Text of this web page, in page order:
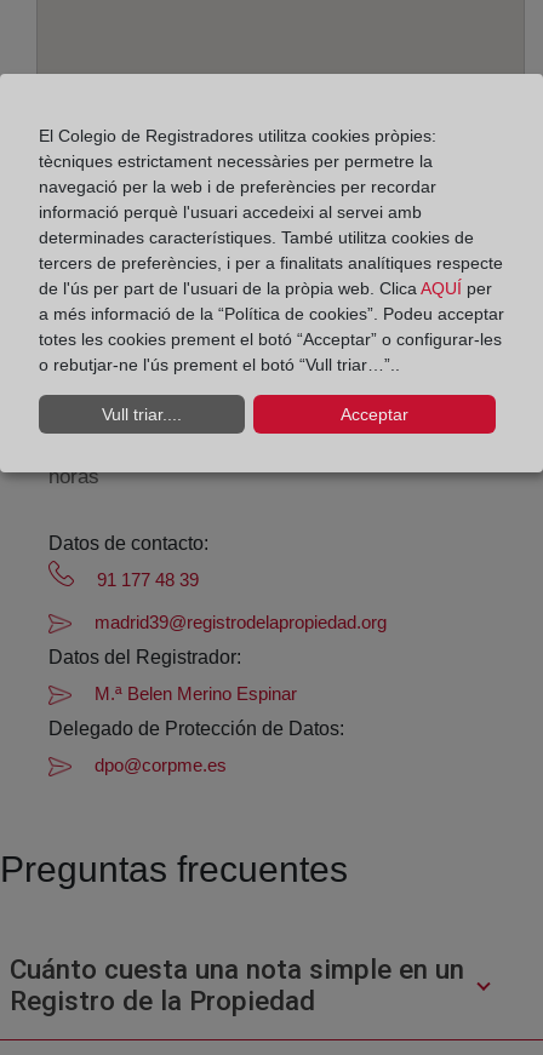
Adreça:
Alcalá, 540 - Edif. A - planta 1ª, 28027
Horario:
Agosto: De lunes a viernes de 09:00 a 14:00 horas
horas
Datos de contacto:
91 177 48 39
madrid39@registrodelapropiedad.org
Datos del Registrador:
M.ª Belen Merino Espinar
Delegado de Protección de Datos:
dpo@corpme.es
Preguntas frecuentes
Cuánto cuesta una nota simple en un
Registro de la Propiedad
El Colegio de Registradores utilitza cookies pròpies:
tècniques estrictament necessàries per permetre la
navegació per la web i de preferències per recordar
informació perquè l'usuari accedeixi al servei amb
determinades característiques. També utilitza cookies de
tercers de preferències, i per a finalitats analítiques respecte
de l'ús per part de l'usuari de la pròpia web. ClicaAQUÍ per
a més informació de la “Política de cookies”. Podeu acceptar
totes les cookies prement el botó “Acceptar” o configurar-les
o rebutjar-ne l'ús prement el botó “Vull triar…”..
Vull triar.... Acceptar